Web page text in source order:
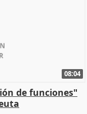
08:04
de funciones"